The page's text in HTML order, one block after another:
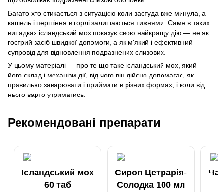
Багато хто стикається з ситуацією коли застуда вже минула, а
кашель і першіння в горлі залишаються тижнями. Саме в таких
випадках ісландський мох показує свою найкращу дію — не як
гострий засіб швидкої допомоги, а як м'який і ефективний
супровід для відновлення подразнених слизових.
У цьому матеріалі — про те що таке ісландський мох, який
його склад і механізм дії, від чого він дійсно допомагає, як
правильно заварювати і приймати в різних формах, і коли від
нього варто утриматись.
Рекомендовані препарати
Ісландський мох
60 таб
Сироп Цетрарія-
Солодка 100 мл